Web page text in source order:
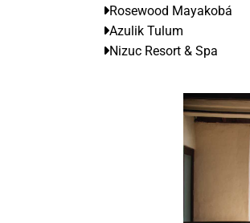
Rosewood Mayakobá
Azulik Tulum
Nizuc Resort & Spa